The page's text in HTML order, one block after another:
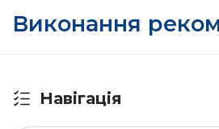
Виконання
Навігація